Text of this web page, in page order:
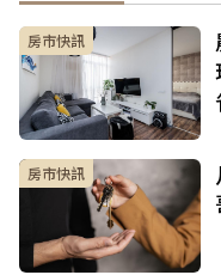
房市快訊
房市快訊